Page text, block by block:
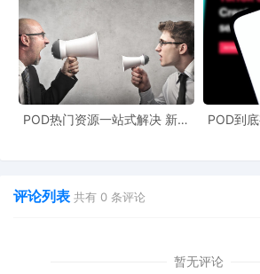
POD热门资源一站式解决 新手
POD到
评论列表 共有 0 条评论
暂无评论